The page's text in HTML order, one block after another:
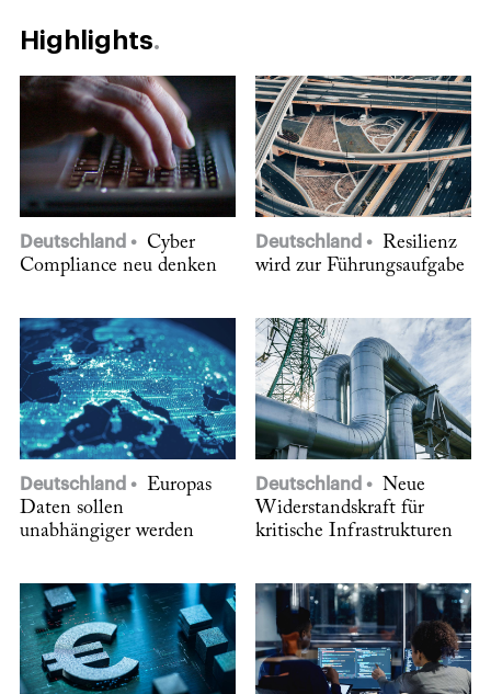
Highlights
Deutschland
Cyber
Compliance neu denken
Deutschland
Resilienz
wird zur Führungsaufgabe
Deutschland
Europas
Daten sollen
unabhängiger werden
Deutschland
Neue
Widerstandskraft für
kritische Infrastrukturen